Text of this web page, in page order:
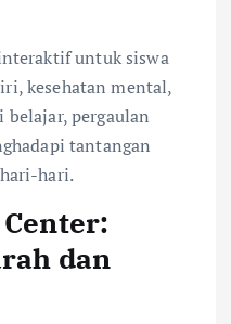
untuk siswa
kesehatan mental,
pergaulan
tantangan
hari.
dan